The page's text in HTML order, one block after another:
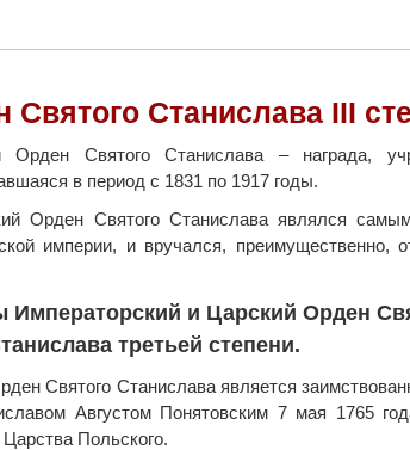
Станислава III
Орден Святого Станислава – награда,
в период с 1831 по 1917 годы.
Орден Святого Станислава являлся
империи, и вручался, преимущественно,
Императорский и Царский Орден
третьей степени.
Святого Станислава является
Августом Понятовским 7 мая 1765
Польского.